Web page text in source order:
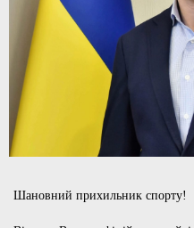
Шановний прихильник спорту!